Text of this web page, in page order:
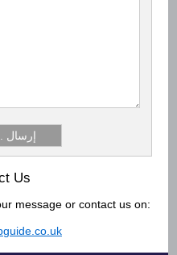
Us
message or contact us on: